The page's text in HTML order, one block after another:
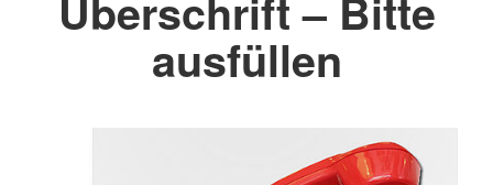
Überschrift – Bitte
ausfüllen